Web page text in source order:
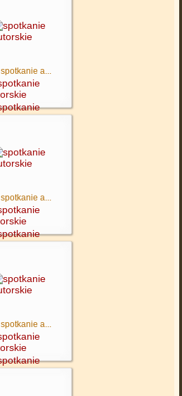
spotkanie a...
spotkanie a...
spotkanie a...